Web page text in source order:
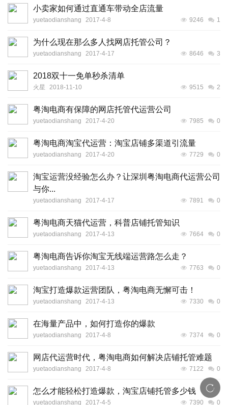
小卖家如何通过直通车带动全店流量
yuetaodianshang 2017-4-8 9246 1
为什么现在那么多人找网店托管公司？
yuetaodianshang 2017-4-17 8646 3
2018双十一免单秒杀清单
火星 2018-11-10 9515 2
粤淘电商有保障的网店托管代运营公司
yuetaodianshang 2017-4-20 7985 0
粤淘电商淘宝代运营：淘宝店铺多渠道引流量
yuetaodianshang 2017-4-20 7729 0
淘宝运营没经验怎么办？让深圳粤淘电商代运营公司
与你...
yuetaodianshang 2017-4-17 7891 0
粤淘电商天猫代运营，科普店铺托管知识
yuetaodianshang 2017-4-13 7664 0
粤淘电商告诉你淘宝无线端运营路怎么走？
yuetaodianshang 2017-4-13 7763 0
淘宝打造爆款运营团队，粤淘电商无懈可击！
yuetaodianshang 2017-4-13 7330 0
在海量产品中，如何打造你的爆款
yuetaodianshang 2017-4-8 7374 0
网店代运营时代，粤淘电商如何解决店铺托管难题
yuetaodianshang 2017-4-8 7122 0
怎么才能轻松打造爆款，淘宝店铺托管多少钱
yuetaodianshang 2017-4-5 7390 0